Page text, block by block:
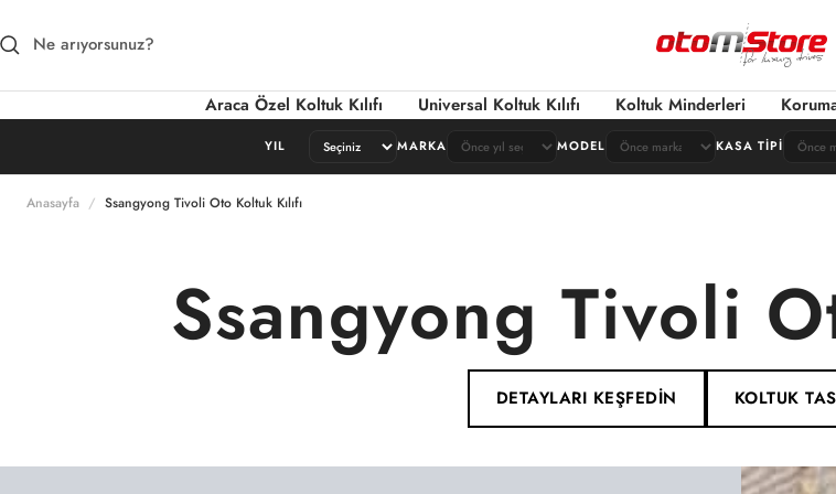
OtomStore
Araca Özel Koltuk Kılıfı Universal Koltuk Kılıfı Koltuk Minderleri
YIL MARKA MODEL KASA TIPI
Anasayfa Ssangyong Tivoli Oto Koltuk Kılıfı
Ssangyong Tivoli
DETAYLARI KEŞFEDİN KOLTUK